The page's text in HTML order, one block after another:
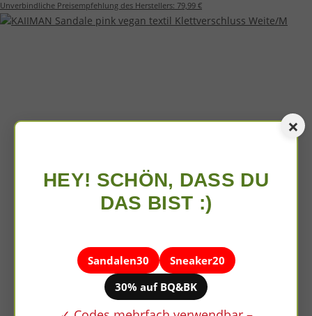
Unverbindliche Preisempfehlung des Herstellers: 79,99 €
×
HEY! SCHÖN, DASS DU
DAS BIST :)
Sandalen30
Sneaker20
30% auf BQ&BK